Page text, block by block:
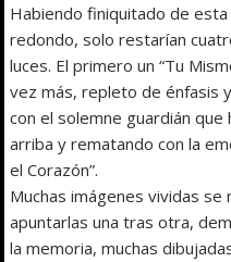
Habiendo finiquitado de
redondo, solo restarían
luces. El primero un “Tu
vez más, repleto de énfasis
con el solemne guardián
arriba y rematando con la
el Corazón”.
Muchas imágenes vividas se
apuntarlas una tras otra,
la memoria, muchas